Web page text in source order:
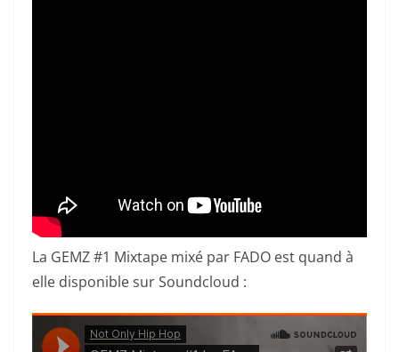
La GEMZ #1 Mixtape mixé par FADO est quand à
elle disponible sur Soundcloud :